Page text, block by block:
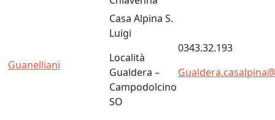
Guanelliani
Casa Alpina S.
Luigi
Località
Gualdera –
Campodolcino
SO
0343.32.193